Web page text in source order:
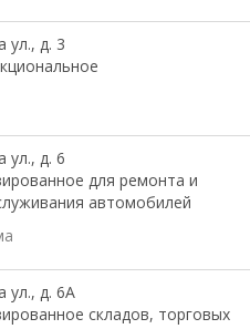
ул., д. 3
ул., д. 6
для ремонта и
автомобилей
ул., д. 6А
складов, торговых